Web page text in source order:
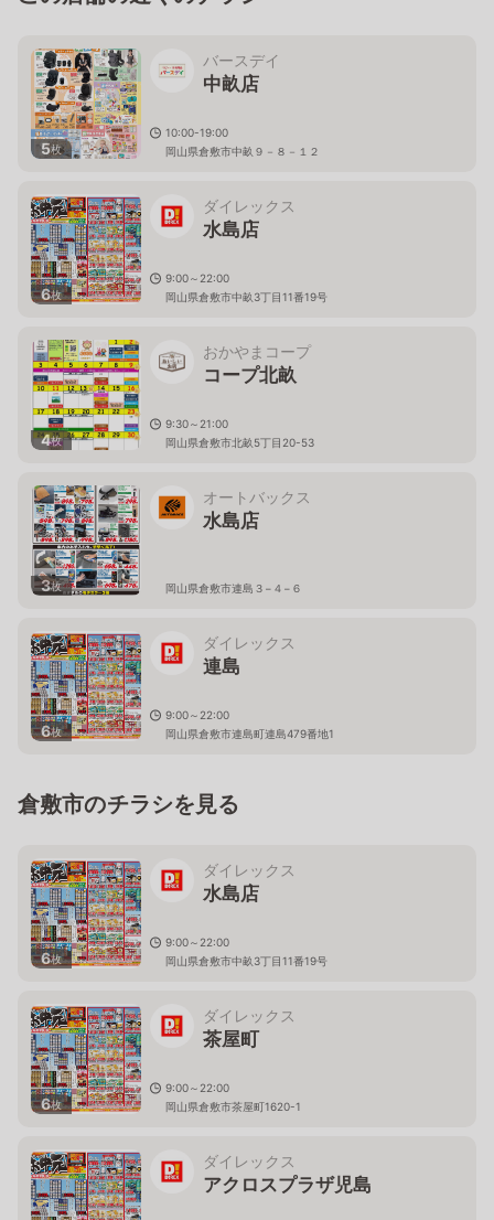
5枚
バースデイ
中畝店
10:00-19:00
岡山県倉敷市中畝９－８－１２
6枚
ダイレックス
水島店
9:00～22:00
岡山県倉敷市中畝3丁目11番19号
4枚
おかやまコープ
コープ北畝
9:30～21:00
岡山県倉敷市北畝5丁目20-53
3枚
オートバックス
水島店
岡山県倉敷市連島３−４−６
6枚
ダイレックス
連島
9:00～22:00
岡山県倉敷市連島町連島479番地1
倉敷市のチラシを見る
6枚
ダイレックス
水島店
9:00～22:00
岡山県倉敷市中畝3丁目11番19号
6枚
ダイレックス
茶屋町
9:00～22:00
岡山県倉敷市茶屋町1620-1
ダイレックス
アクロスプラザ児島